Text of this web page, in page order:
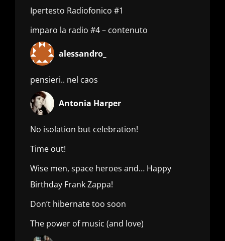
Ipertesto Radiofonico #1
imparo la radio #4 – contenuto
alessandro_
pensieri.. nel caos
Antonia Harper
No isolation but celebration!
Time out!
Wise men, space heroes and… Happy
Birthday Frank Zappa!
Don’t hibernate too soon
The power of music (and love)